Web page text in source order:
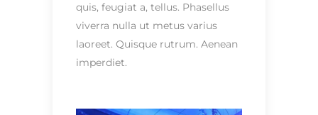
quis, feugiat a, tellus. Phasellus
viverra nulla ut metus varius
laoreet. Quisque rutrum. Aenean
imperdiet.